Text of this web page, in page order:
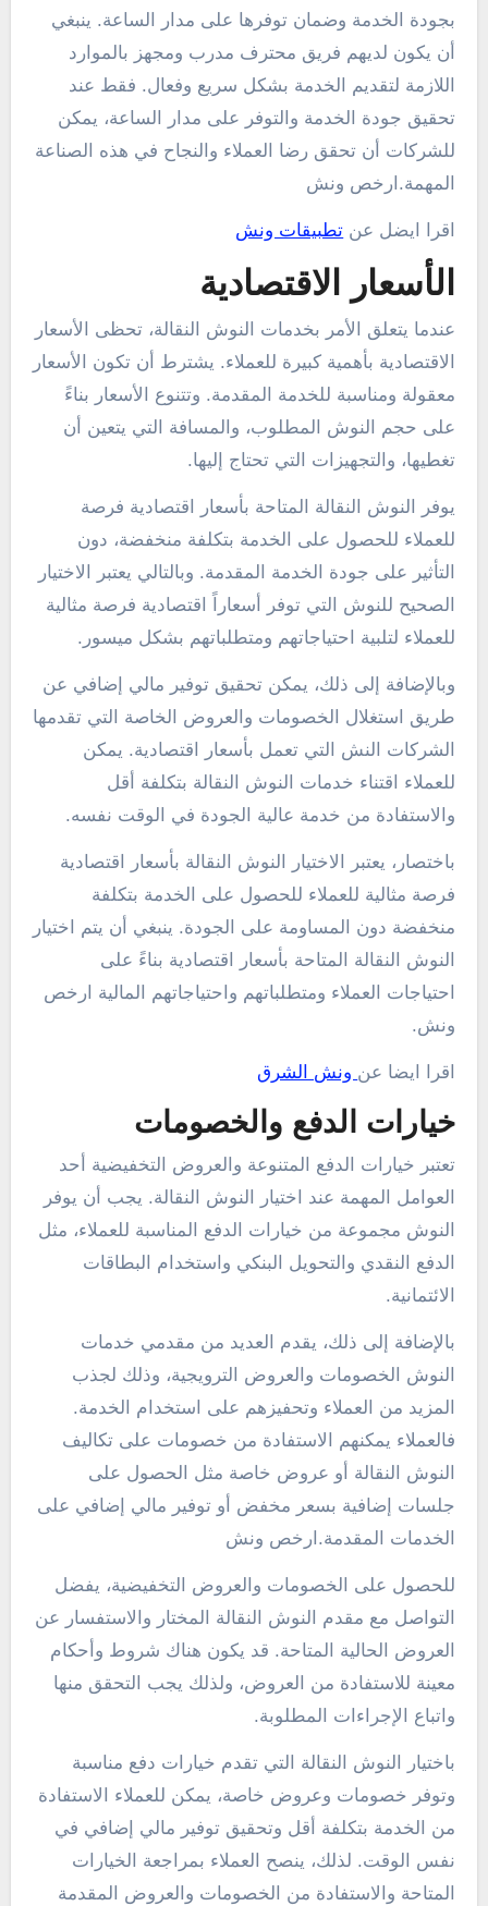
بجودة الخدمة وضمان توفرها على مدار الساعة. ينبغي
أن يكون لديهم فريق محترف مدرب ومجهز بالموارد
اللازمة لتقديم الخدمة بشكل سريع وفعال. فقط عند
تحقيق جودة الخدمة والتوفر على مدار الساعة، يمكن
للشركات أن تحقق رضا العملاء والنجاح في هذه الصناعة
المهمة.ارخص ونش
اقرا ايضل عن تطبيقات ونش
الأسعار الاقتصادية
عندما يتعلق الأمر بخدمات النوش النقالة، تحظى الأسعار
الاقتصادية بأهمية كبيرة للعملاء. يشترط أن تكون الأسعار
معقولة ومناسبة للخدمة المقدمة. وتتنوع الأسعار بناءً
على حجم النوش المطلوب، والمسافة التي يتعين أن
تغطيها، والتجهيزات التي تحتاج إليها.
يوفر النوش النقالة المتاحة بأسعار اقتصادية فرصة
للعملاء للحصول على الخدمة بتكلفة منخفضة، دون
التأثير على جودة الخدمة المقدمة. وبالتالي يعتبر الاختيار
الصحيح للنوش التي توفر أسعاراً اقتصادية فرصة مثالية
للعملاء لتلبية احتياجاتهم ومتطلباتهم بشكل ميسور.
وبالإضافة إلى ذلك، يمكن تحقيق توفير مالي إضافي عن
طريق استغلال الخصومات والعروض الخاصة التي تقدمها
الشركات النش التي تعمل بأسعار اقتصادية. يمكن
للعملاء اقتناء خدمات النوش النقالة بتكلفة أقل
والاستفادة من خدمة عالية الجودة في الوقت نفسه.
باختصار، يعتبر الاختيار النوش النقالة بأسعار اقتصادية
فرصة مثالية للعملاء للحصول على الخدمة بتكلفة
منخفضة دون المساومة على الجودة. ينبغي أن يتم اختيار
النوش النقالة المتاحة بأسعار اقتصادية بناءً على
احتياجات العملاء ومتطلباتهم واحتياجاتهم المالية ارخص
ونش.
اقرا ايضا عن ونش الشرق
خيارات الدفع والخصومات
تعتبر خيارات الدفع المتنوعة والعروض التخفيضية أحد
العوامل المهمة عند اختيار النوش النقالة. يجب أن يوفر
النوش مجموعة من خيارات الدفع المناسبة للعملاء، مثل
الدفع النقدي والتحويل البنكي واستخدام البطاقات
الائتمانية.
بالإضافة إلى ذلك، يقدم العديد من مقدمي خدمات
النوش الخصومات والعروض الترويجية، وذلك لجذب
المزيد من العملاء وتحفيزهم على استخدام الخدمة.
فالعملاء يمكنهم الاستفادة من خصومات على تكاليف
النوش النقالة أو عروض خاصة مثل الحصول على
جلسات إضافية بسعر مخفض أو توفير مالي إضافي على
الخدمات المقدمة.ارخص ونش
للحصول على الخصومات والعروض التخفيضية، يفضل
التواصل مع مقدم النوش النقالة المختار والاستفسار عن
العروض الحالية المتاحة. قد يكون هناك شروط وأحكام
معينة للاستفادة من العروض، ولذلك يجب التحقق منها
واتباع الإجراءات المطلوبة.
باختيار النوش النقالة التي تقدم خيارات دفع مناسبة
وتوفر خصومات وعروض خاصة، يمكن للعملاء الاستفادة
من الخدمة بتكلفة أقل وتحقيق توفير مالي إضافي في
نفس الوقت. لذلك، ينصح العملاء بمراجعة الخيارات
المتاحة والاستفادة من الخصومات والعروض المقدمة